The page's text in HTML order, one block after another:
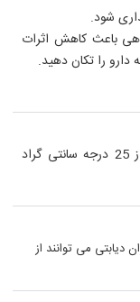
شود.
باعث کاهش اثرات
دارو را تکان دهید.
دارو درون جعبه ، دور از نور ، در دمای کمتر از 25 درجه سانتی گراد
دیابتی می توانند از